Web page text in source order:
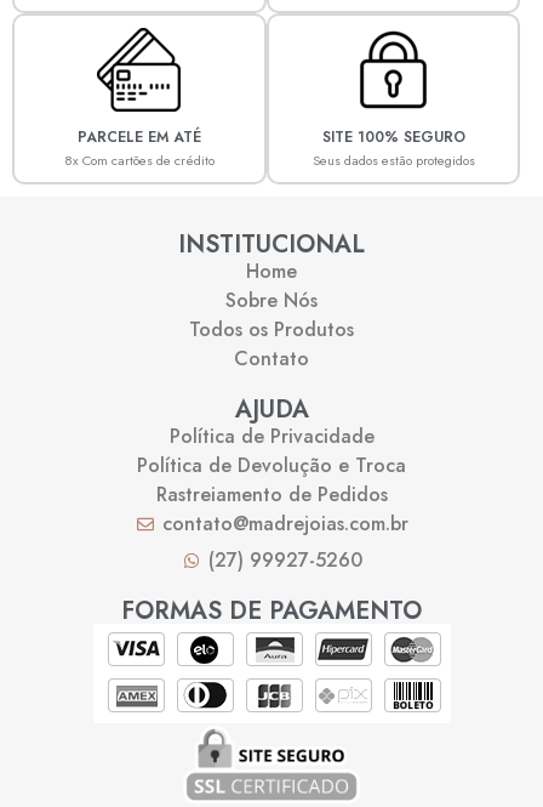
PARCELE EM ATÉ
8x Com cartões de crédito
SITE 100% SEGURO
Seus dados estão protegidos
INSTITUCIONAL
Home
Sobre Nós
Todos os Produtos
Contato
AJUDA
Política de Privacidade
Política de Devolução e Troca
Rastreiamento de Pedidos
contato@madrejoias.com.br
(27) 99927-5260
FORMAS DE PAGAMENTO